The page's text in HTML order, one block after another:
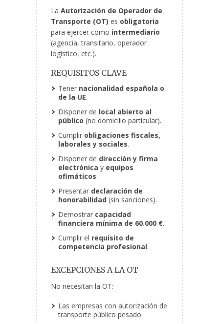
La Autorización de Operador de
Transporte (OT) es obligatoria
para ejercer como intermediario
(agencia, transitario, operador
logístico, etc.).
REQUISITOS CLAVE
Tener nacionalidad española o
de la UE.
Disponer de local abierto al
público (no domicilio particular).
Cumplir obligaciones fiscales,
laborales y sociales.
Disponer de dirección y firma
electrónica y equipos
ofimáticos.
Presentar declaración de
honorabilidad (sin sanciones).
Demostrar capacidad
financiera mínima de 60.000 €.
Cumplir el requisito de
competencia profesional.
EXCEPCIONES A LA OT
No necesitan la OT:
Las empresas con autorización de
transporte público pesado.